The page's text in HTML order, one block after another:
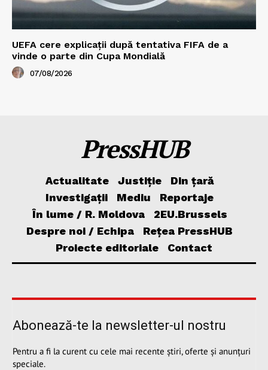
UEFA cere explicații după tentativa FIFA de a
vinde o parte din Cupa Mondială
07/08/2026
PressHUB
Actualitate Justiție
Din țară
Investigații
Mediu
Reportaje
În lume / R. Moldova
2EU.Brussels
Despre noi / Echipa
Rețea PressHUB
Proiecte editoriale
Contact
Abonează-te la newsletter-ul nostru
Pentru a fi la curent cu cele mai recente știri, oferte și anunțuri
speciale.